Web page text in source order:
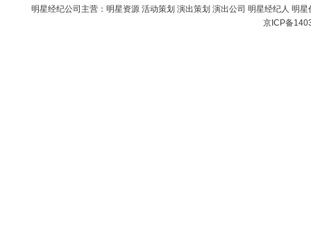
明星经纪公司主营： 明星资源 活动策划 演出策划 演出公司 明星经纪人 明
京ICP备